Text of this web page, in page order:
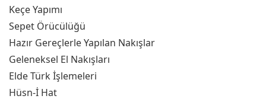
Keçe Yapımı
Sepet Örücülüğü
Hazır Gereçlerle Yapılan Nakışlar
Geleneksel El Nakışları
Elde Türk İşlemeleri
Hüsn-İ Hat